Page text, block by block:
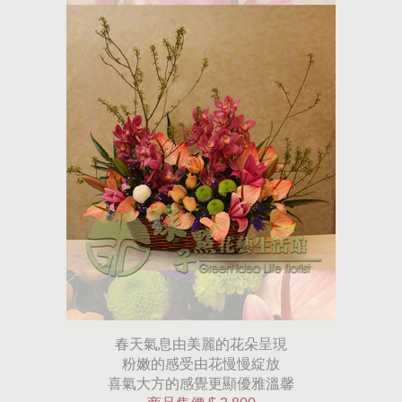
春天氣息由美麗的花朵呈現
粉嫩的感受由花慢慢綻放
喜氣大方的感覺更顯優雅溫馨